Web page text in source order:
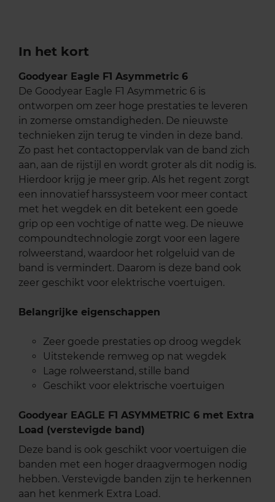
In het kort
Goodyear Eagle F1 Asymmetric 6
De Goodyear Eagle F1 Asymmetric 6 is
ontworpen om zeer hoge prestaties te leveren
in zomerse omstandigheden. De nieuwste
technieken zijn terug te vinden in deze band.
Zo past het contactoppervlak van de band zich
aan, aan de rijstijl en wordt groter als dit nodig is.
Hierdoor krijg je meer grip. Als het regent zorgt
een innovatief harssysteem voor meer contact
met het wegdek en dit betekent een goede
grip op een vochtige of natte weg. De nieuwe
compoundtechnologie zorgt voor een lagere
rolweerstand, waardoor het rolgeluid van de
band is vermindert. Daarom is deze band ook
zeer geschikt voor elektrische voertuigen.
Belangrijke eigenschappen
Zeer goede prestaties op droog wegdek
Uitstekende remweg op nat wegdek
Lage rolweerstand, stille band
Geschikt voor elektrische voertuigen
Goodyear EAGLE F1 ASYMMETRIC 6 met Extra
Load (verstevigde band)
Deze band is ook geschikt voor voertuigen die
banden met een hoger draagvermogen nodig
hebben. Verstevigde banden zijn te herkennen
aan het kenmerk Extra Load.